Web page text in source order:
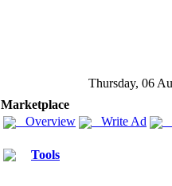
Thursday, 06
Marketplace
Overview
Write Ad
Tools